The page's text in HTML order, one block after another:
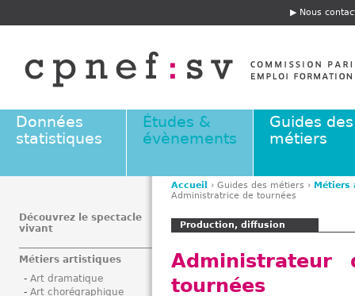
E
t
ê
e
Nous
Données
statistiques
Études &
évènements
Guides des
métiers
V
o
u
s
ê
t
Accueil › Guides des métiers ›
Administratrice de tournées
Production, diffusion
tournées
Découvrez le spectacle
vivant
Métiers artistiques
Art dramatique
Art chorégraphique